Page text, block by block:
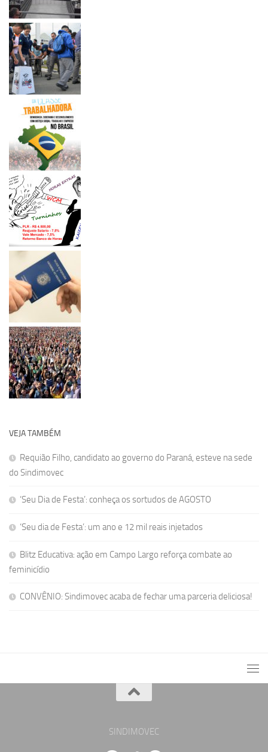
VEJA TAMBÉM
Requião Filho, candidato ao governo do Paraná, esteve na sede
do Sindimovec
‘Seu Dia de Festa’: conheça os sortudos de AGOSTO
‘Seu dia de Festa’: um ano e 12 mil reais injetados
Blitz Educativa: ação em Campo Largo reforça combate ao
feminicídio
CONVÊNIO: Sindimovec acaba de fechar uma parceria deliciosa!
SINDIMOVEC